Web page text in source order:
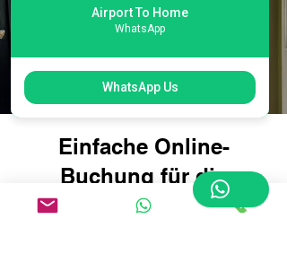
Einfache Online-
Buchung für die
Gepäcklieferung am
Airport To Home
WhatsApp
WhatsApp Us